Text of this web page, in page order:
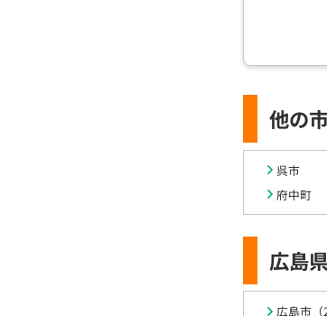
他の
呉市
府中町
広島
広島市（2